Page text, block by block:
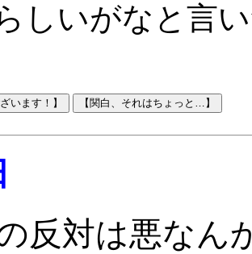
しいがなと言
反対は悪なん